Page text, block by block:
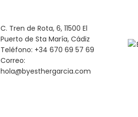
C. Tren de Rota, 6, 11500 El
Puerto de Sta María, Cádiz
Teléfono: +34 670 69 57 69
Correo:
hola@byesthergarcia.com